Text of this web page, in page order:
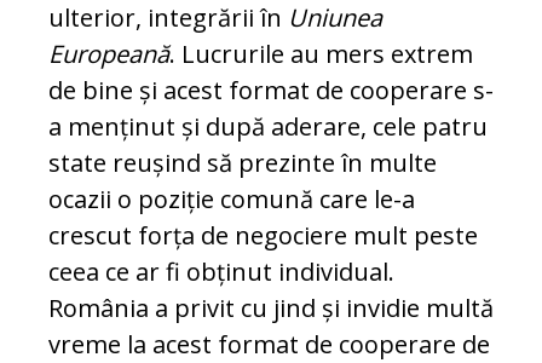
ulterior, integrării în Uni­u­nea
Europeană. Lucrurile au mers extrem
de bine și acest format de co­o­perare s-
a menținut și după aderare, cele pa­tru
state reușind să prezinte în multe
ocazii o poziție comună care le-a
crescut forța de ne­go­ciere mult peste
ceea ce ar fi obținut in­di­vidual.
România a privit cu jind și invidie mul­tă
vreme la acest format de cooperare de